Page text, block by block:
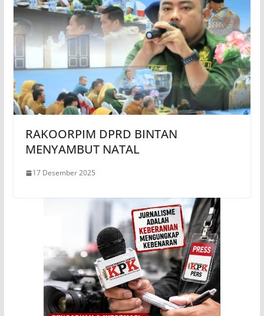
RAKOORPIM DPRD BINTAN
MENYAMBUT NATAL
17 Desember 2025